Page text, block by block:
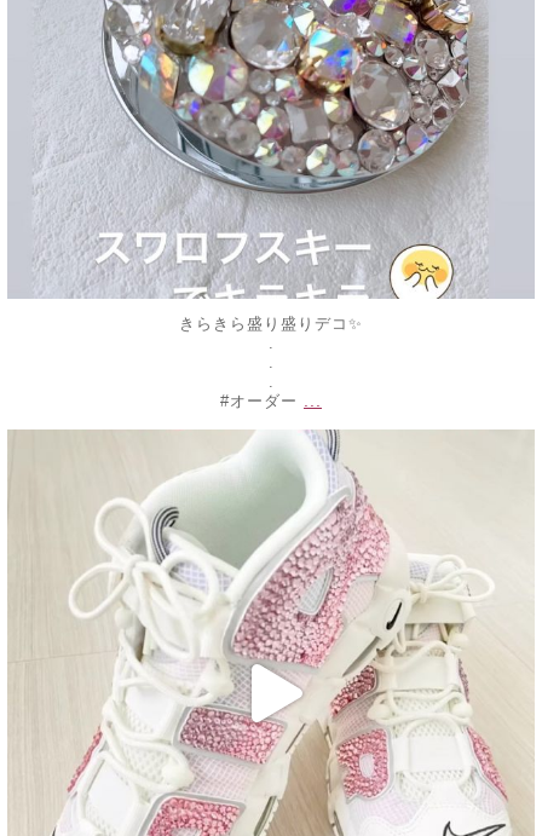
きらきら盛り盛りデコ✨
.
.
.
#オーダー